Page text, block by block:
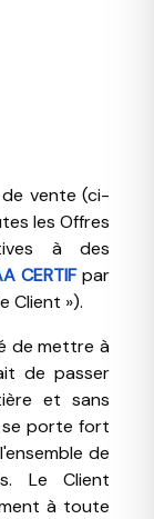
vente (ci-
les Offres
à des
CERTIFpar
Client »).
de mettre à
de passer
et sans
se porte fort
de
Le Client
à toute